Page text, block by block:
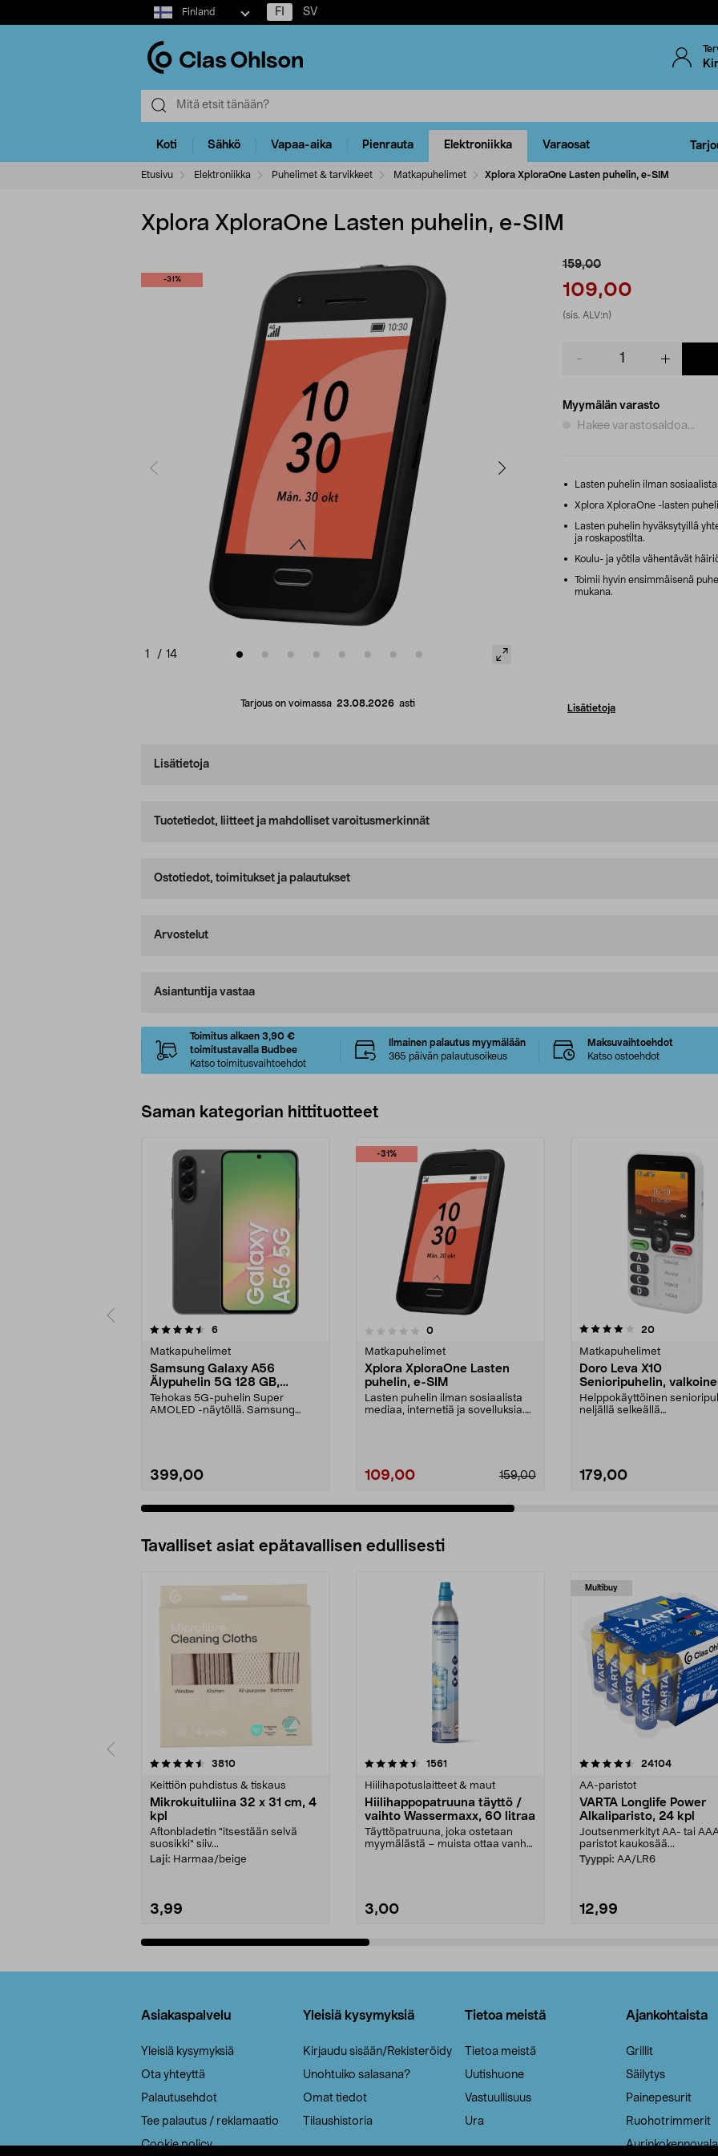
Select
market
Finland FI SV
Koti Sähkö Vapaa-aika Pienrauta Elektroniikka Varaosat
Etusivu Elektroniikka Puhelimet & tarvikkeet Matkapuhelimet Xplora XploraOne Lasten puhelin, e-SIM
Xplora XploraOne Lasten puhelin, e-SIM
-31%
1 / 14
Tarjous on voimassa 23.08.2026 asti
159,00
109,00
(sis. ALV:n)
Myymälän varasto
Hakee varastosaldoa...
Lasten puhelin ilman
Xplora XploraOne -lasten
Lasten puhelin hyväksytyillä
ja roskapostilta.
Koulu- ja yötila vähentävät
Toimii hyvin ensimmäisenä
mukana.
Lisätietoja
Lisätietoja
Tuotetiedot, liitteet ja mahdolliset varoitusmerkinnät
Ostotiedot, toimitukset ja palautukset
Arvostelut
Asiantuntija vastaa
Toimitus alkaen 3,90 €
toimitustavalla Budbee
Katso toimitusvaihtoehdot
Ilmainen palautus myymälään
365 päivän palautusoikeus
Maksuvaihtoehdot
Katso ostoehdot
Saman kategorian hittituotteet
6arvostelut
Matkapuhelimet
Samsung Galaxy A56
Älypuhelin 5G 128 GB,
Graphite
Tehokas 5G-puhelin Super
AMOLED -näytöllä. Samsung
399,00
-31%
0.0 viidestä
0arvostelut
Matkapuhelimet
Xplora XploraOne Lasten
puhelin, e-SIM
Lasten puhelin ilman sosiaalista
mediaa, internetiä ja sovelluksia.
109,00 159,00
4.0 viidestä
20arvostelut
Matkapuhelimet
Doro Leva X10
Senioripuhelin,
Helppokäyttöinen
neljällä selkeällä
179,00
4.0 viidestä
Tavalliset asiat epätavallisen edullisesti
3810arvostelut
Keittiön puhdistus & tiskaus
Mikrokuituliina 32 x 31 cm, 4
kpl
Aftonbladetin "itsestään selvä
suosikki" siiv...
Laji: Harmaa/beige
3,99
4.5viidestä
1561
Hiilihapotuslaitteet & maut
Hiilihappopatruuna täyttö /
vaihto Wassermaxx, 60 litraa
Täyttöpatruuna, joka ostetaan
myymälästä – muista ottaa vanha
3,00
Multibuy
4.5viidestä
24104arvostelut
AA-paristot
VARTA Longlife Power
Alkaliparisto, 24 kpl
Joutsenmerkityt AA- tai
paristot kaukosää...
Tyyppi: AA/LR6
12,99
4.5viidestä
Asiakaspalvelu
Yleisiä kysymyksiä
Ota yhteyttä
Palautusehdot
Tee palautus / reklamaatio
Cookie policy
Yleisiä kysymyksiä
Kirjaudu sisään/Rekisteröidy
Unohtuiko salasana?
Omat tiedot
Tilaushistoria
Tietoa meistä
Tietoa meistä
Uutishuone
Vastuullisuus
Ura
Ajankohtaista
Grillit
Säilytys
Painepesurit
Ruohotrimmerit